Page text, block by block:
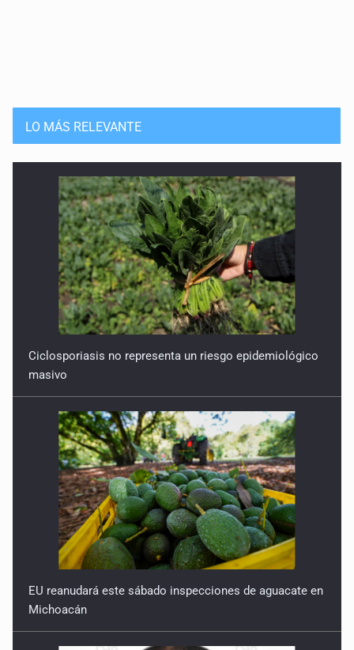
LO MÁS RELEVANTE
Ciclosporiasis no representa un riesgo epidemiológico
masivo
EU reanudará este sábado inspecciones de aguacate en
Michoacán